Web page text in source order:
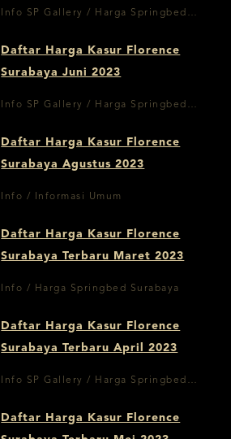
Info SP Gallery / Harga Springbed
Daftar Harga Kasur Florence
Surabaya Juni 2023
Info SP Gallery / Harga Springbed
Daftar Harga Kasur Florence
Surabaya Agustus 2023
Info / Informasi Umum
Daftar Harga Kasur Florence
Surabaya Terbaru Maret 2023
Info / Harga Springbed Surabaya
Daftar Harga Kasur Florence
Surabaya Terbaru April 2023
Info SP Gallery / Harga Springbed
Daftar Harga Kasur Florence